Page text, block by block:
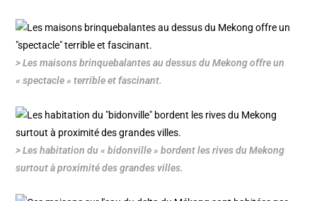
> Les maisons brinquebalantes au dessus du Mekong offre un
« spectacle » terrible et fascinant.
> Les habitation du « bidonville » bordent les rives du Mekong
surtout à proximité des grandes villes.